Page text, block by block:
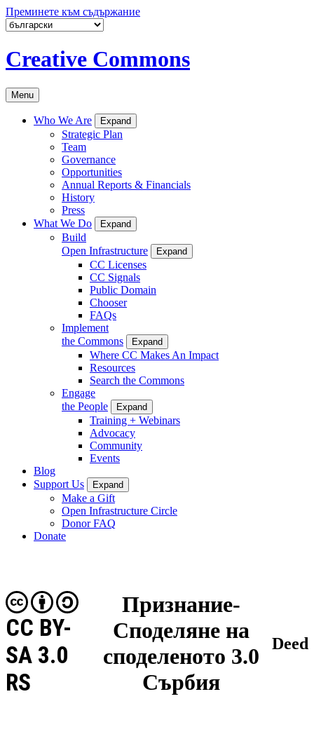
Преминете към съдържание
Creative Commons
Menu
Who We Are Expand
Strategic Plan
Team
Governance
Opportunities
Annual Reports & Financials
History
Press
What We Do
Expand
Build
Open Infrastructure
Expand
CC Licenses
CC Signals
Public Domain
Chooser
FAQs
Implement
the Commons
Expand
Where CC Makes An Impact
Resources
Search the Commons
Engage
the People
Expand
Training + Webinars
Advocacy
Community
Events
Blog
Support Us
Expand
Make a Gift
Open Infrastructure Circle
Donor FAQ
Donate
Признание-
Споделяне на
споделеното 3.0
Сърбия
CC BY-
SA 3.0
RS
Deed